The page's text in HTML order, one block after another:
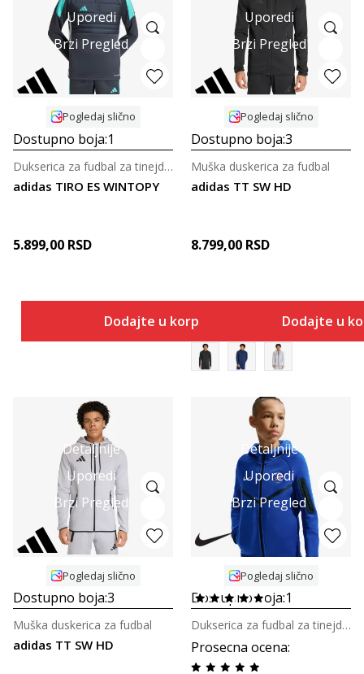
Uporedi
Brzi Pregled
Pogledaj slično
Dostupno boja:1
adidas TIRO ES WINTOPY
Dukserica za fudbal za tinejdžere
5.899,00 RSD
Dodajte u korpu
Uporedi
Brzi Pregled
Pogledaj slično
Dostupno boja:3
adidas TT SW HD
Muška duskerica za fudbal
8.799,00 RSD
Dodajte u
Detaljnije
Uporedi
Brzi Pregled
Pogledaj slično
Dostupno boja:3
adidas TT SW HD
Muška duskerica za fudbal
Detaljnije
Uporedi
Brzi Pregled
Pogledaj slično
Dostupno boja:1
Prosecna ocena:
Dukserica za fudbal za tinejdžere